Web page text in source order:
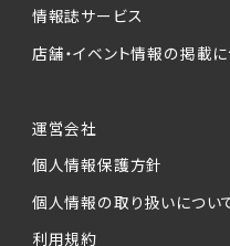
情報誌サービス
店舗・イベント情報の掲載
運営会社
個人情報保護方針
個人情報の取り扱いについ
利用規約